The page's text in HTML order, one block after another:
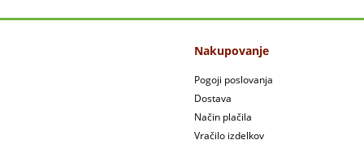
Nakupovanje
Pogoji poslovanja
Dostava
Način plačila
Vračilo izdelkov